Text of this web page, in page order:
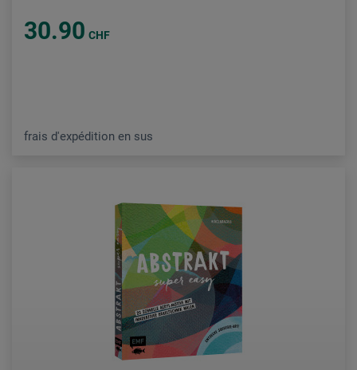
30.90 CHF
frais d'expédition en sus